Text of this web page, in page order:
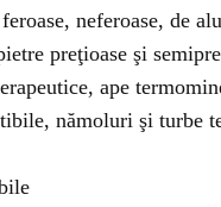
neferoase, de
preţioase şi
ape
nămoluri şi turbe